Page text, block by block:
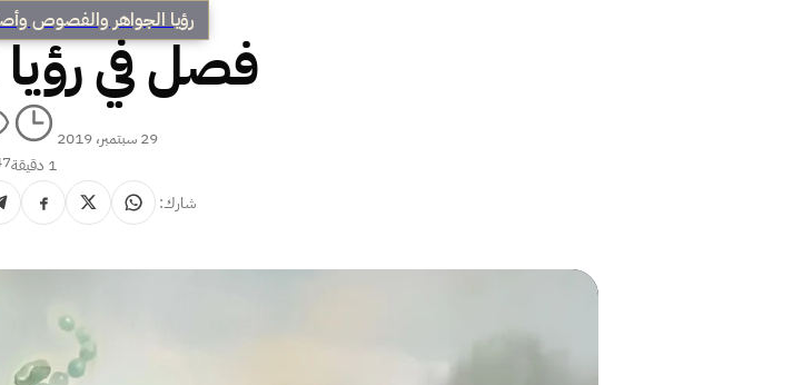
رؤيا الجواهر والفصوص
فصل في
29 سبتمبر، 2019
1 دقيقة
شارك: